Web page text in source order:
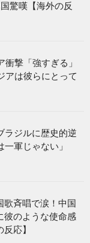
ル戦初勝利に中
アジア衝撃「強
わないと」「アジ
海外の反応】
代表、ブラジルに
」「ブラジルは
修正力が違う」
歌斉唱で涙！中国
彼のような使命感
応】